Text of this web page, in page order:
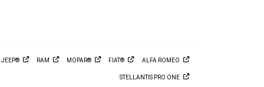
JEEP® RAM MOPAR® FIAT® ALFA ROMEO
STELLANTIS PRO ONE